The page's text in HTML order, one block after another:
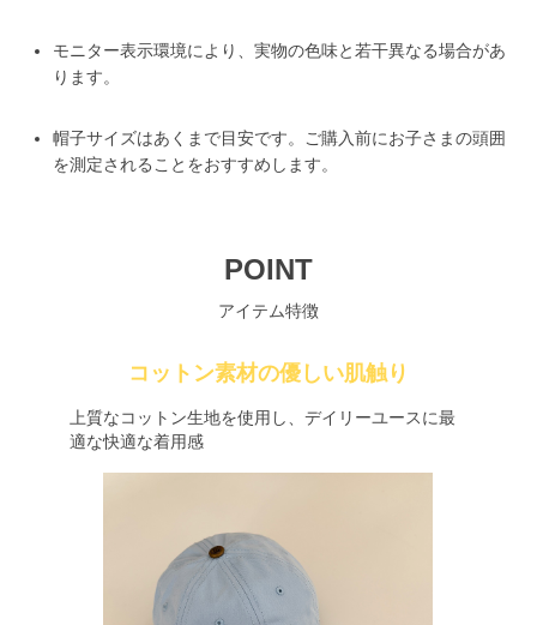
モニター表示環境により、実物の色味と若干異なる場合があ
ります。
帽子サイズはあくまで目安です。ご購入前にお子さまの頭囲
を測定されることをおすすめします。
POINT
アイテム特徴
コットン素材の優しい肌触り
上質なコットン生地を使用し、デイリーユースに最
適な快適な着用感